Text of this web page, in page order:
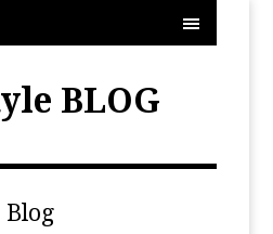
BLOG
Blog